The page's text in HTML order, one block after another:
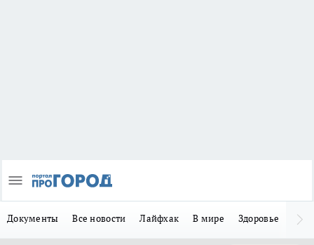
Документы Все новости Лайфхак В мире Здоровье